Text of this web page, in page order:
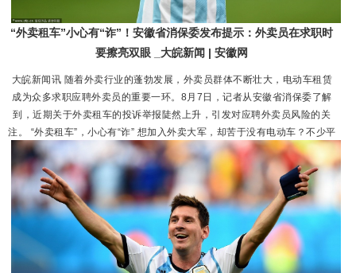
“外卖租车”小心有“诈”！安徽省消保委发布提示：外卖员在求职时
要擦亮双眼 _大皖新闻 | 安徽网
大皖新闻讯 随着外卖行业的蓬勃发展，外卖员群体不断壮大，电动车租赁
成为众多求职应聘外卖员的重要一环。8月7日，记者从安徽省消保委了解
到，近期关于外卖租车的投诉举报陡然上升，引发对应聘外卖员风险的关
注。 “外卖租车”，小心有“诈” 想加入外卖大军，却苦于没有电动车？不少平
台或第三方公司推出“以租代购”“先租后送”等模式。然而，一些不法分子以
招聘为名，利用求职者急需车辆的心理，设置租车合同“陷阱”，让...